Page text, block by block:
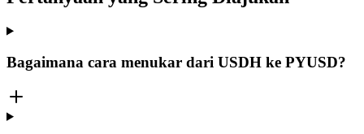
Bagaimana cara menukar dari USDH ke PYUSD?